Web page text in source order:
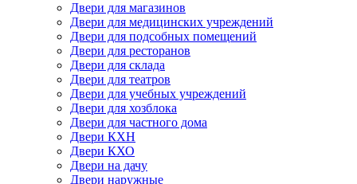
Двери для магазинов
Двери для медицинских учреждений
Двери для подсобных помещений
Двери для ресторанов
Двери для склада
Двери для театров
Двери для учебных учреждений
Двери для хозблока
Двери для частного дома
Двери КХН
Двери КХО
Двери на дачу
Двери наружные